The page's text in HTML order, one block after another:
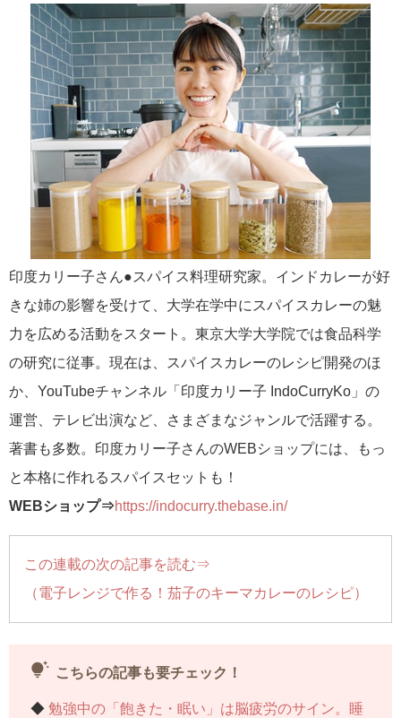
印度カリー子さん●スパイス料理研究家。インドカレーが好
きな姉の影響を受けて、大学在学中にスパイスカレーの魅
力を広める活動をスタート。東京大学大学院では食品科学
の研究に従事。現在は、スパイスカレーのレシピ開発のほ
か、YouTubeチャンネル「印度カリー子 IndoCurryKo」の
運営、テレビ出演など、さまざまなジャンルで活躍する。
著書も多数。印度カリー子さんのWEBショップには、もっ
と本格に作れるスパイスセットも！
WEBショップ⇒https://indocurry.thebase.in/
この連載の次の記事を読む⇒
（電子レンジで作る！茄子のキーマカレーのレシピ）
tips_and_updates こちらの記事も要チェック！
◆ 勉強中の「飽きた・眠い」は脳疲労のサイン。睡